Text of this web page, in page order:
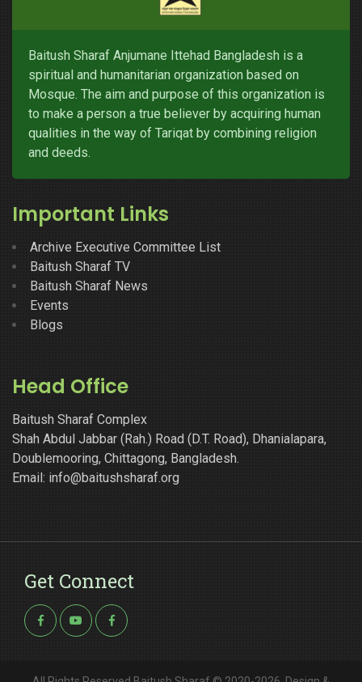
Baitush Sharaf Anjumane Ittehad Bangladesh is a
spiritual and humanitarian organization based on
Mosque. The aim and purpose of this organization is
to make a person a true believer by acquiring human
qualities in the way of Tariqat by combining religion
and deeds.
Important Links
Archive Executive Committee List
Baitush Sharaf TV
Baitush Sharaf News
Events
Blogs
Head Office
Baitush Sharaf Complex
Shah Abdul Jabbar (Rah.) Road (D.T. Road), Dhanialapara,
Doublemooring, Chittagong, Bangladesh.
Email: info@baitushsharaf.org
Get Connect